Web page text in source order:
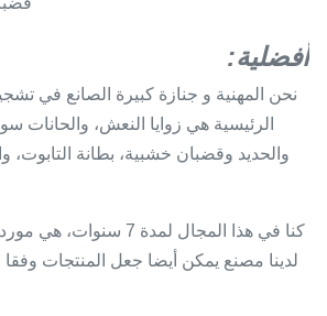
أفضلية:
نحن المهنية و جنازة كبيرة الصانع في
الرئيسية هي زوايا النعش، والحانات
والحديد وقضبان خشبية، بطانة التابوت،
كنا في هذا المجال لمدة 7
لدينا مصنع يمكن أيضا جعل المنتجات وفقا